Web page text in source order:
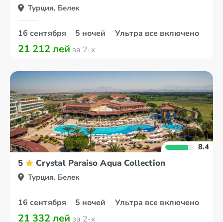
Турция, Белек
16 сентября 5 ночей Ультра все включено
21 212 лей за 2-х
8.4
5 Crystal Paraiso Aqua Collection
Турция, Белек
16 сентября 5 ночей Ультра все включено
21 332 лей за 2-х